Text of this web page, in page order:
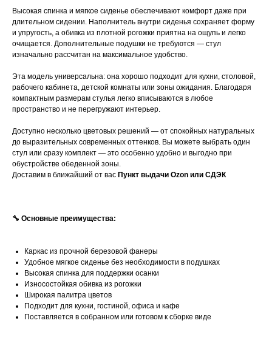
Высокая спинка и мягкое сиденье обеспечивают комфорт даже при
длительном сидении. Наполнитель внутри сиденья сохраняет форму
и упругость, а обивка из плотной рогожки приятна на ощупь и легко
очищается. Дополнительные подушки не требуются — стул
изначально рассчитан на максимальное удобство.
Эта модель универсальна: она хорошо подходит для кухни, столовой,
рабочего кабинета, детской комнаты или зоны ожидания. Благодаря
компактным размерам стулья легко вписываются в любое
пространство и не перегружают интерьер.
Доступно несколько цветовых решений — от спокойных натуральных
до выразительных современных оттенков. Вы можете выбрать один
стул или сразу комплект — это особенно удобно и выгодно при
обустройстве обеденной зоны.
Доставим в ближайший от вас Пункт выдачи Ozon или СДЭК
🔧 Основные преимущества:
Каркас из прочной березовой фанеры
Удобное мягкое сиденье без необходимости в подушках
Высокая спинка для поддержки осанки
Износостойкая обивка из рогожки
Широкая палитра цветов
Подходит для кухни, гостиной, офиса и кафе
Поставляется в собранном или готовом к сборке виде